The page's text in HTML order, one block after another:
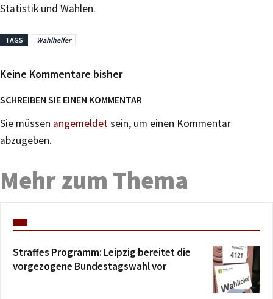
Statistik und Wahlen.
TAGS Wahlhelfer
Keine Kommentare bisher
SCHREIBEN SIE EINEN KOMMENTAR
Sie müssen angemeldetsein, um einen Kommentar
abzugeben.
Mehr zum Thema
Straffes Programm: Leipzig bereitet die
vorgezogene Bundestagswahl vor